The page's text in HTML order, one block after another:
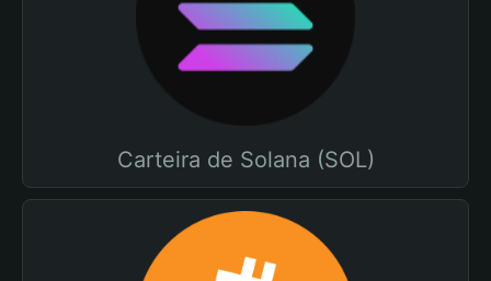
Carteira de Solana (SOL)